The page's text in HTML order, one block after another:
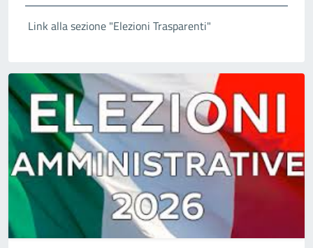
Link alla sezione "Elezioni Trasparenti"